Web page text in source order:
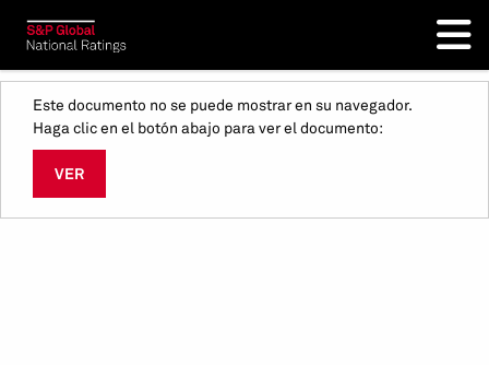
Este documento no se puede mostrar en su navegador.
Haga clic en el botón abajo para ver el documento:
VER